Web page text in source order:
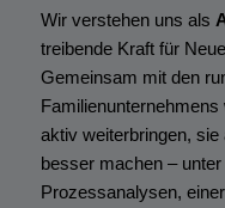
Wir verstehen uns als
treibende Kraft für
Gemeinsam mit den
aktiv weiterbringen, sie
besser machen –
Prozessanalysen,